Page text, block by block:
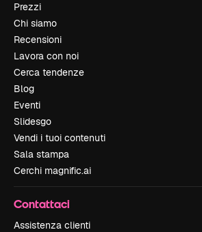
Prezzi
Chi siamo
Recensioni
Lavora con noi
Cerca tendenze
Blog
Eventi
Slidesgo
Vendi i tuoi contenuti
Sala stampa
Cerchi magnific.ai
Contattaci
Assistenza clienti